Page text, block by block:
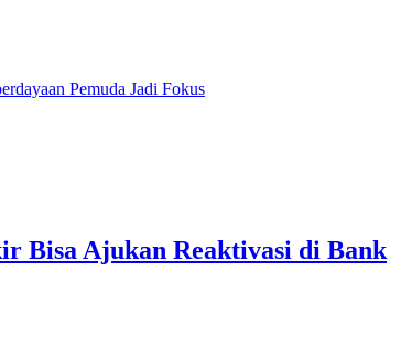
Pemuda Jadi Fokus
Bisa Ajukan Reaktivasi di Bank